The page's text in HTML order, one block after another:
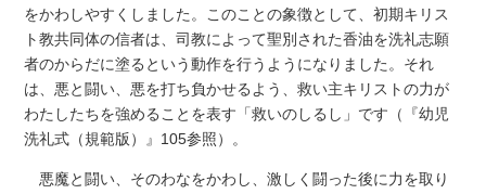
をかわしやすくしました。このことの象徴として、初期キリス
ト教共同体の信者は、司教によって聖別された香油を洗礼志願
者のからだに塗るという動作を行うようになりました。それ
は、悪と闘い、悪を打ち負かせるよう、救い主キリストの力が
わたしたちを強めることを表す「救いのしるし」です（『幼児
洗礼式（規範版）』105参照）。
悪魔と闘い、そのわなをかわし、激しく闘った後に力を取り